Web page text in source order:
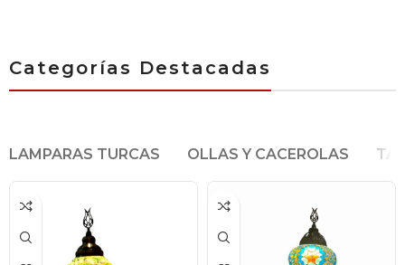
Categorías Destacadas
LAMPARAS TURCAS OLLAS Y CACEROLAS